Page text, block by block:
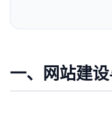
一、网站建